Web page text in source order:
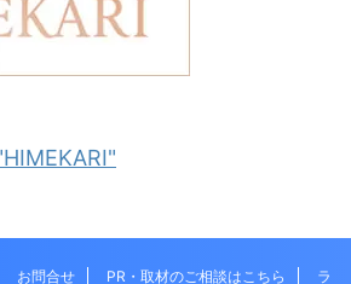
お問合せ PR・取材のご相談はこちら ラ